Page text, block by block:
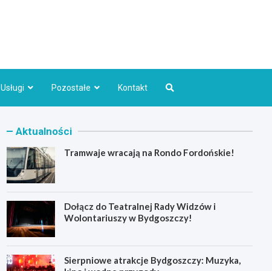
Usługi Pozostałe Kontakt
Aktualności
Tramwaje wracają na Rondo Fordońskie!
Dołącz do Teatralnej Rady Widzów i
Wolontariuszy w Bydgoszczy!
Sierpniowe atrakcje Bydgoszczy: Muzyka,